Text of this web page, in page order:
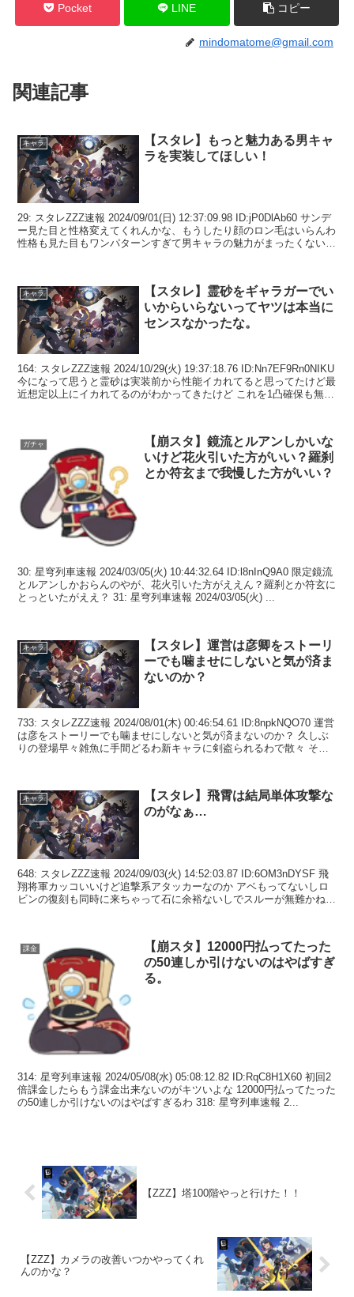
Pocket LINE コピー
mindomatome@gmail.com
関連記事
キャラ
【スタレ】もっと魅力ある男キャ
ラを実装してほしい！
29: スタレZZZ速報 2024/09/01(日) 12:37:09.98 ID:jP0DlAb60 サンデ
ー見た目と性格変えてくれんかな、もうしたり顔のロン毛はいらんわ
性格も見た目もワンパターンすぎて男キャラの魅力がまったくないの
キャラ
【スタレ】霊砂をギャラガーでい
いからいらないってヤツは本当に
センスなかったな。
164: スタレZZZ速報 2024/10/29(火) 19:37:18.76 ID:Nn7EF9Rn0NIKU
今になって思うと霊砂は実装前から性能イカれてると思ってたけど最
近想定以上にイカれてるのがわかってきたけど これを1凸確保も無
ガチャ
【崩スタ】鏡流とルアンしかいな
いけど花火引いた方がいい？羅刹
とか符玄まで我慢した方がいい？
30: 星穹列車速報 2024/03/05(火) 10:44:32.64 ID:l8nInQ9A0 限定鏡流
とルアンしかおらんのやが、花火引いた方がええん？羅刹とか符玄に
とっといたがええ？ 31: 星穹列車速報 2024/03/05(火) ...
キャラ
【スタレ】運営は彦卿をストーリ
ーでも噛ませにしないと気が済ま
ないのか？
733: スタレZZZ速報 2024/08/01(木) 00:46:54.61 ID:8npkNQO70 運営
は彦をストーリーでも噛ませにしないと気が済まないのか？ 久しぶ
りの登場早々雑魚に手間どるわ新キャラに剣盗られるわで散々 その
キャラ
【スタレ】飛霄は結局単体攻撃な
のがなぁ…
648: スタレZZZ速報 2024/09/03(火) 14:52:03.87 ID:6OM3nDYSF 飛
翔将軍カッコいいけど追撃系アタッカーなのか アベもってないしロ
ビンの復刻も同時に来ちゃって石に余裕ないしでスルーが無難かねえ
課金
【崩スタ】12000円払ってたった
の50連しか引けないのはやばすぎ
る。
314: 星穹列車速報 2024/05/08(水) 05:08:12.82 ID:RqC8H1X60 初回2
倍課金したらもう課金出来ないのがキツいよな 12000円払ってたった
の50連しか引けないのはやばすぎるわ 318: 星穹列車速報 2...
【ZZZ】塔100階やっと行けた！！
【ZZZ】カメラの改善いつかやってくれ
んのかな？